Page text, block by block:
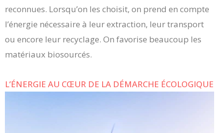
reconnues. Lorsqu’on les choisit, on prend en compte
l’énergie nécessaire à leur extraction, leur transport
ou encore leur recyclage. On favorise beaucoup les
matériaux biosourcés.
L’ÉNERGIE AU CŒUR DE LA DÉMARCHE ÉCOLOGIQUE